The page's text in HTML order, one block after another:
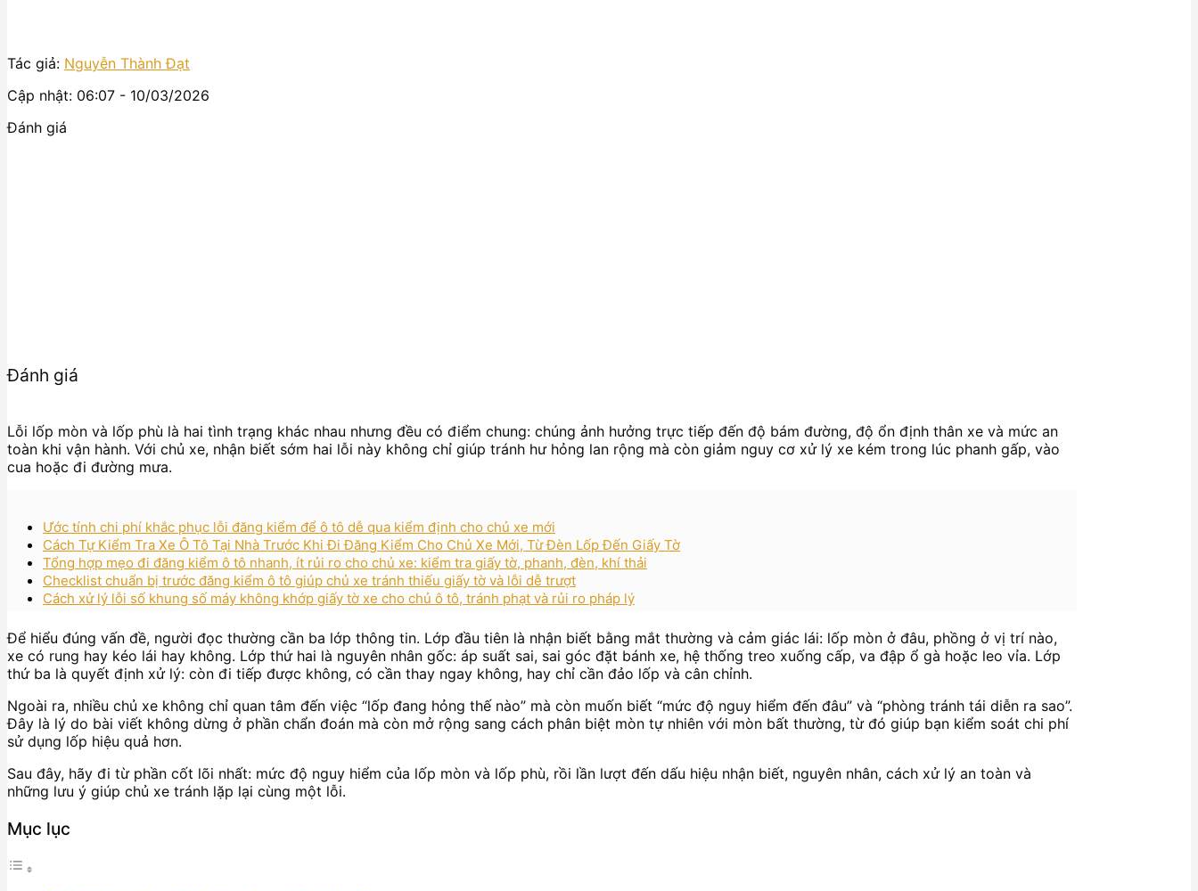
Tác giả: Nguyễn Thành Đạt
Cập nhật: 06:07 - 10/03/2026
Đánh giá
Đánh giá
Lỗi lốp mòn và lốp phù là hai tình trạng khác nhau nhưng đều có điểm chung: chúng ảnh hưởng trực tiếp đến độ bám đường, độ ổn định thân xe và mức an
toàn khi vận hành. Với chủ xe, nhận biết sớm hai lỗi này không chỉ giúp tránh hư hỏng lan rộng mà còn giảm nguy cơ xử lý xe kém trong lúc phanh gấp, vào
cua hoặc đi đường mưa.
Ước tính chi phí khắc phục lỗi đăng kiểm để ô tô dễ qua kiểm định cho chủ xe mới
Cách Tự Kiểm Tra Xe Ô Tô Tại Nhà Trước Khi Đi Đăng Kiểm Cho Chủ Xe Mới, Từ Đèn Lốp Đến Giấy Tờ
Tổng hợp mẹo đi đăng kiểm ô tô nhanh, ít rủi ro cho chủ xe: kiểm tra giấy tờ, phanh, đèn, khí thải
Checklist chuẩn bị trước đăng kiểm ô tô giúp chủ xe tránh thiếu giấy tờ và lỗi dễ trượt
Cách xử lý lỗi số khung số máy không khớp giấy tờ xe cho chủ ô tô, tránh phạt và rủi ro pháp lý
Để hiểu đúng vấn đề, người đọc thường cần ba lớp thông tin. Lớp đầu tiên là nhận biết bằng mắt thường và cảm giác lái: lốp mòn ở đâu, phồng ở vị trí nào,
xe có rung hay kéo lái hay không. Lớp thứ hai là nguyên nhân gốc: áp suất sai, sai góc đặt bánh xe, hệ thống treo xuống cấp, va đập ổ gà hoặc leo vỉa. Lớp
thứ ba là quyết định xử lý: còn đi tiếp được không, có cần thay ngay không, hay chỉ cần đảo lốp và cân chỉnh.
Ngoài ra, nhiều chủ xe không chỉ quan tâm đến việc “lốp đang hỏng thế nào” mà còn muốn biết “mức độ nguy hiểm đến đâu” và “phòng tránh tái diễn ra sao”.
Đây là lý do bài viết không dừng ở phần chẩn đoán mà còn mở rộng sang cách phân biệt mòn tự nhiên với mòn bất thường, từ đó giúp bạn kiểm soát chi phí
sử dụng lốp hiệu quả hơn.
Sau đây, hãy đi từ phần cốt lõi nhất: mức độ nguy hiểm của lốp mòn và lốp phù, rồi lần lượt đến dấu hiệu nhận biết, nguyên nhân, cách xử lý an toàn và
những lưu ý giúp chủ xe tránh lặp lại cùng một lỗi.
Mục lục